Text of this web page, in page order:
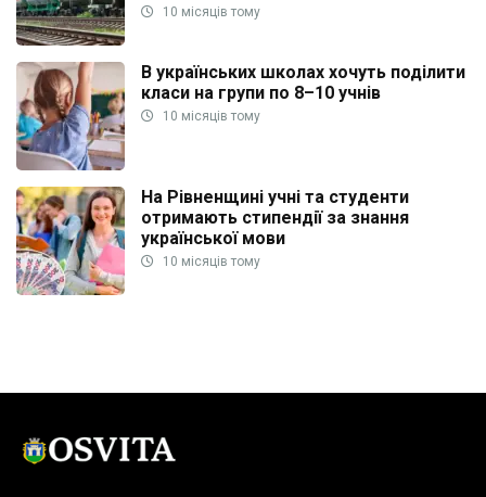
10 місяців тому
В українських школах хочуть поділити
класи на групи по 8–10 учнів
10 місяців тому
На Рівненщині учні та студенти
отримають стипендії за знання
української мови
10 місяців тому